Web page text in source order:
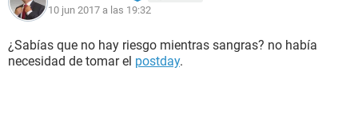
10 jun 2017 a las 19:32
¿Sabías que no hay riesgo mientras sangras? no había
necesidad de tomar el postday.